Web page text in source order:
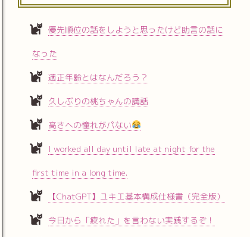
優先順位の話をしようと思ったけど助言の話に
なった
適正年齢とはなんだろう？
久しぶりの桃ちゃんの講話
高さへの憧れがパない
I worked all day until late at night for the
first time in a long time.
【ChatGPT】ユキエ基本構成仕様書（完全版）
今日から「疲れた」を言わない実践するぞ！